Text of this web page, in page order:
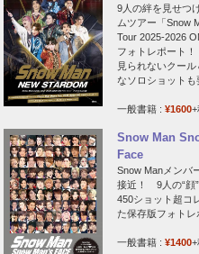
9人の絆を見せつ
ムツアー「Snow
Tour 2025-2026
フォトレポート
見られないクール
なソロショットも
一般書籍 : ¥1600+
Snow Man
Face
Snow Manメンバ
接近！ 9人の“顔
450ショット超コ
た保存版フォトレ
一般書籍 : ¥1400+